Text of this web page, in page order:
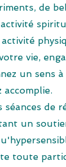
de
activité
vie,
un sens
accomplie.
séances de
un
toute